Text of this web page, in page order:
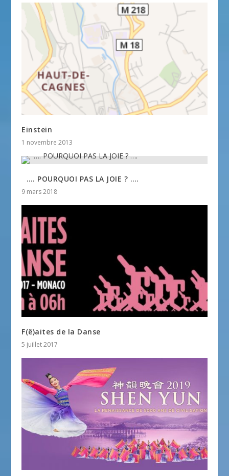
Einstein
1 novembre 2013
 …. POURQUOI PAS LA JOIE ? ….
9 mars 2018
F(ê)aites de la Danse
5 juillet 2017